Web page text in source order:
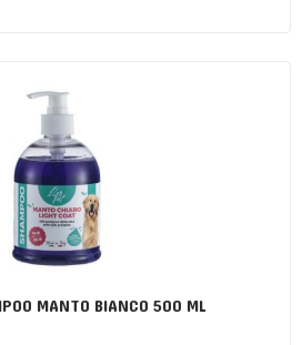
MANTO BIANCO 500 ML